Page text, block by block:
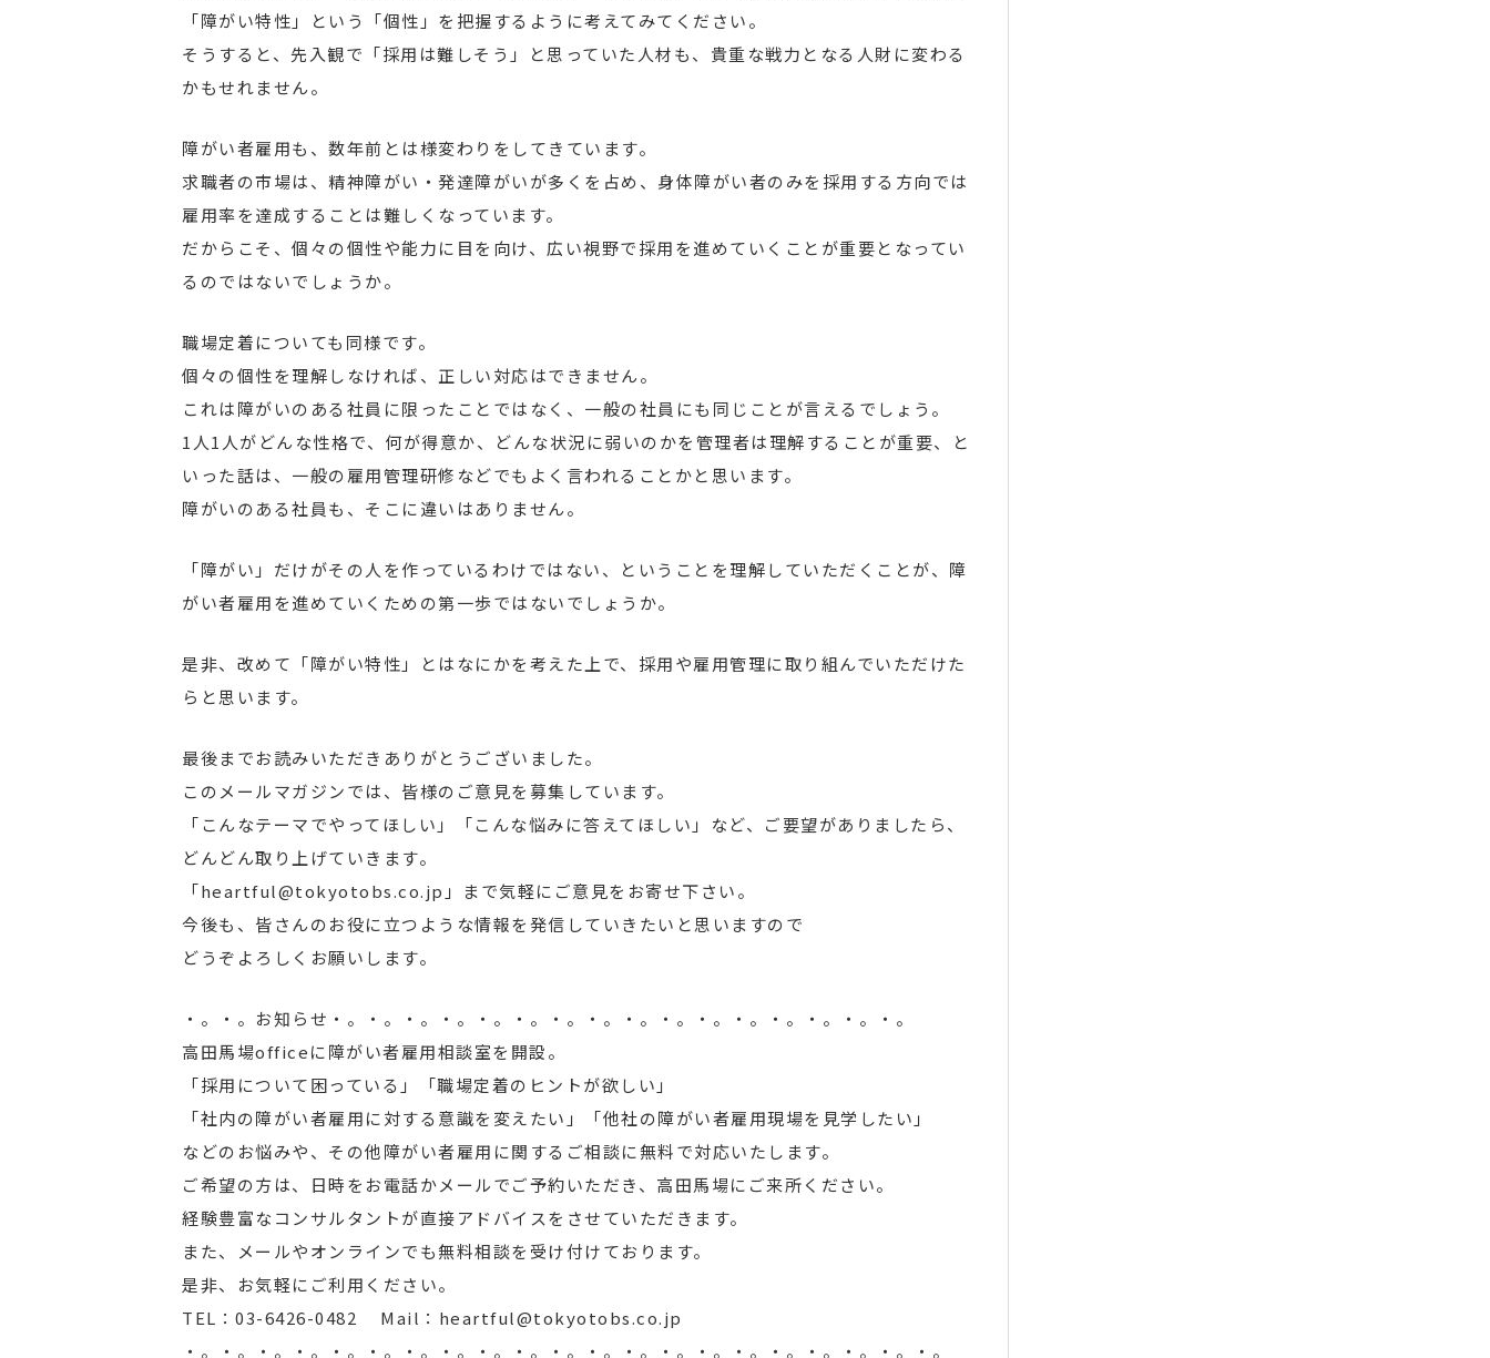
「障がい特性」という「個性」を把握するように考えてみてください。
そうすると、先入観で「採用は難しそう」と思っていた人材も、貴重な戦力となる人財に変わる
かもせれません。
障がい者雇用も、数年前とは様変わりをしてきています。
求職者の市場は、精神障がい・発達障がいが多くを占め、身体障がい者のみを採用する方向では
雇用率を達成することは難しくなっています。
だからこそ、個々の個性や能力に目を向け、広い視野で採用を進めていくことが重要となってい
るのではないでしょうか。
職場定着についても同様です。
個々の個性を理解しなければ、正しい対応はできません。
これは障がいのある社員に限ったことではなく、一般の社員にも同じことが言えるでしょう。
1人1人がどんな性格で、何が得意か、どんな状況に弱いのかを管理者は理解することが重要、と
いった話は、一般の雇用管理研修などでもよく言われることかと思います。
障がいのある社員も、そこに違いはありません。
「障がい」だけがその人を作っているわけではない、ということを理解していただくことが、障
がい者雇用を進めていくための第一歩ではないでしょうか。
是非、改めて「障がい特性」とはなにかを考えた上で、採用や雇用管理に取り組んでいただけた
らと思います。
最後までお読みいただきありがとうございました。
このメールマガジンでは、皆様のご意見を募集しています。
「こんなテーマでやってほしい」「こんな悩みに答えてほしい」など、ご要望がありましたら、
どんどん取り上げていきます。
「heartful@tokyotobs.co.jp」まで気軽にご意見をお寄せ下さい。
今後も、皆さんのお役に立つような情報を発信していきたいと思いますので
どうぞよろしくお願いします。
・。・。お知らせ・。・。・。・。・。・。・。・。・。・。・。・。・。・。・。・。
高田馬場officeに障がい者雇用相談室を開設。
「採用について困っている」「職場定着のヒントが欲しい」
「社内の障がい者雇用に対する意識を変えたい」「他社の障がい者雇用現場を見学したい」
などのお悩みや、その他障がい者雇用に関するご相談に無料で対応いたします。
ご希望の方は、日時をお電話かメールでご予約いただき、高田馬場にご来所ください。
経験豊富なコンサルタントが直接アドバイスをさせていただきます。
また、メールやオンラインでも無料相談を受け付けております。
是非、お気軽にご利用ください。
TEL：03-6426-0482 Mail：heartful@tokyotobs.co.jp
・。・。・。・。・。・。・。・。・。・。・。・。・。・。・。・。・。・。・。・。・。